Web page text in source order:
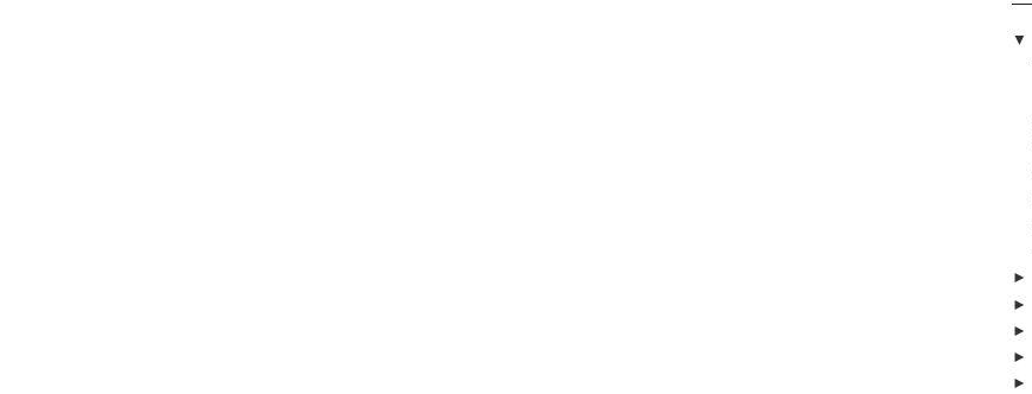
▼
►
►
►
►
►